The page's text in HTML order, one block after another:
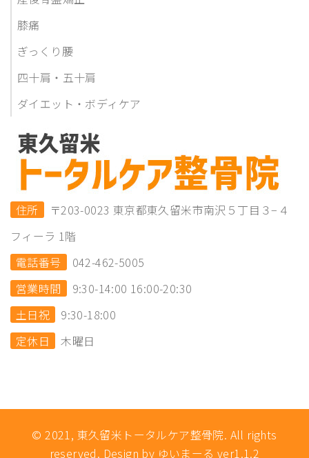
膝痛
ぎっくり腰
四十肩・五十肩
ダイエット・ボディケア
住所
〒203-0023 東京都東久留米市南沢５丁目３−４
フィーラ 1階
電話番号
042-462-5005
営業時間
9:30-14:00 16:00-20:30
土日祝
9:30-18:00
定休日
木曜日
© 2021, 東久留米トータルケア整骨院. All rights
reserved. Design by ゆいまーる ver1.1.2